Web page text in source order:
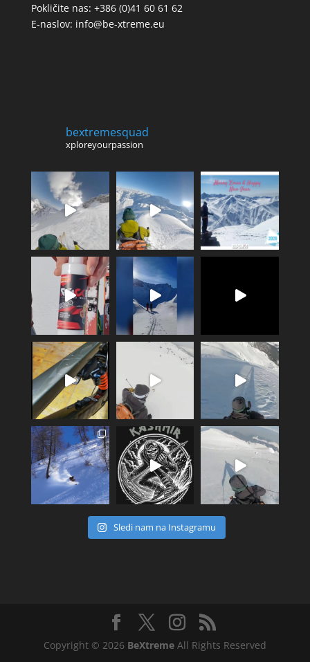
Pokličite nas: +386 (0)41 60 61 62
E-naslov: info@be-xtreme.eu
bextremesquad
xploreyourpassion
Sledi nam na Instagramu
Copyright © 2026 BeXtremeAll Rights Reserved